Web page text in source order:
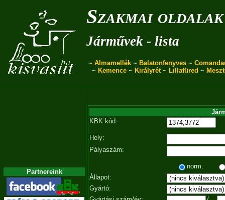
Szakmai oldalak
Járművek - lista
~ Almamellék ~ Balatonfenyves ~
~ Kemence~ Királyrét~ Lillafüred ~
Partnereink
KBK kód:
Hely:
Pályaszám:
norm.
Állapot:
Gyártó: